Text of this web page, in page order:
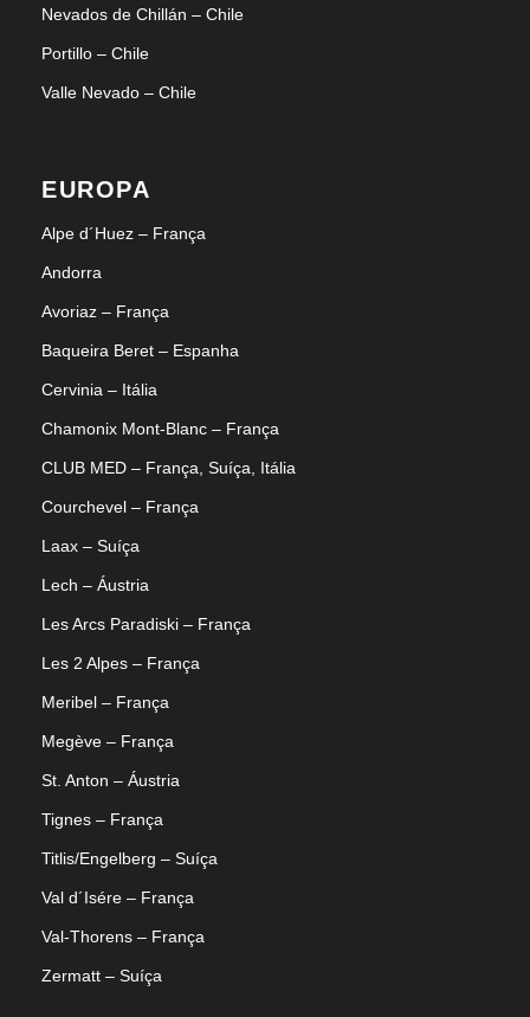
Nevados de Chillán – Chile
Portillo – Chile
Valle Nevado – Chile
EUROPA
Alpe d´Huez – França
Andorra
Avoriaz – França
Baqueira Beret – Espanha
Cervinia – Itália
Chamonix Mont-Blanc – França
CLUB MED – França, Suíça, Itália
Courchevel – França
Laax – Suíça
Lech – Áustria
Les Arcs Paradiski – França
Les 2 Alpes – França
Meribel – França
Megève – França
St. Anton – Áustria
Tignes – França
Titlis/Engelberg – Suíça
Val d´Isére – França
Val-Thorens – França
Zermatt – Suíça